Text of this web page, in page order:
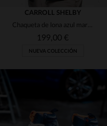
CARROLL SHELBY
Chaqueta de lona azul marino Shelby
199,00 €
NUEVA COLECCIÓN